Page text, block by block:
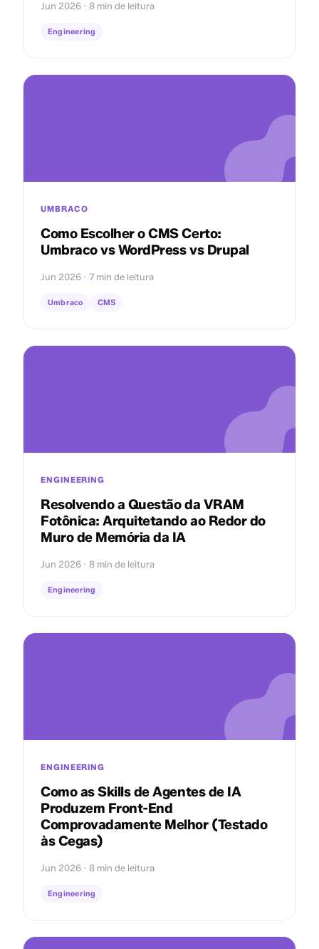
Jun 2026 · 8 min de leitura
Engineering
UMBRACO
Como Escolher o CMS Certo:
Umbraco vs WordPress vs Drupal
Jun 2026 · 7 min de leitura
Umbraco CMS
ENGINEERING
Resolvendo a Questão da VRAM
Fotônica: Arquitetando ao Redor do
Muro de Memória da IA
Jun 2026 · 8 min de leitura
Engineering
ENGINEERING
Como as Skills de Agentes de IA
Produzem Front-End
Comprovadamente Melhor (Testado
às Cegas)
Jun 2026 · 8 min de leitura
Engineering